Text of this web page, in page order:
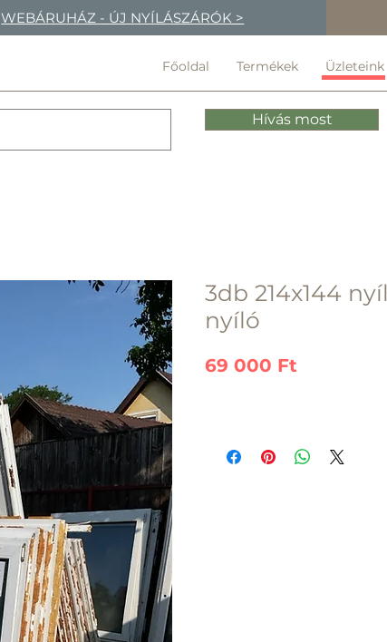
WEBÁRUHÁZ - ÚJ NYÍLÁSZÁRÓK >
Főoldal Termékek Üzleteink
Hívás most
3db 214x144
nyíló
69 000 Ft